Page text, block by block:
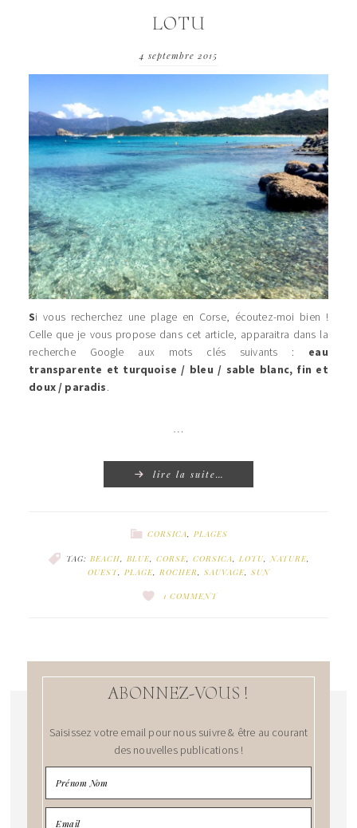
LOTU
4 septembre 2015
Si vous recherchez une plage en Corse, écoutez-moi bien !
Celle que je vous propose dans cet article, apparaitra dans la
recherche Google aux mots clés suivants : eau
transparente et turquoise / bleu / sable blanc, fin et
doux / paradis.
…
lire la suite…
CORSICA PLAGES
TAG: BEACH BLUE, CORSE, CORSICA LOTU, NATURE,
OUEST, PLAGE, ROCHER SAUVAGE, SUN
1 COMMENT
ABONNEZ-VOUS !
Saisissez votre email pour nous suivre & être au courant
des nouvelles publications !